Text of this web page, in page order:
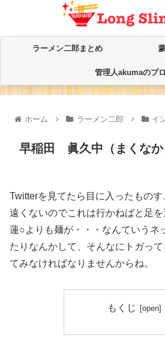
ラーメン二郎まとめ
管理人akumaのプ
ホーム ラーメン二郎 イ
早稲田 眞久中（まくなか
Twitterを見てたら目に入ったもの
遠くないのでこれは行かねばと足を
蓮○よりも麺が・・・なんていうネ
たりなんかして、そんなにトガっ
てみなければなりませんからね。
もくじ